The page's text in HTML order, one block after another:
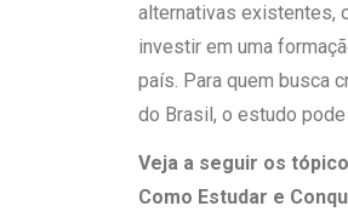
alternativas existentes,
investir em uma
país. Para quem busca
do Brasil, o estudo
Veja a seguir os
Como Estudar e